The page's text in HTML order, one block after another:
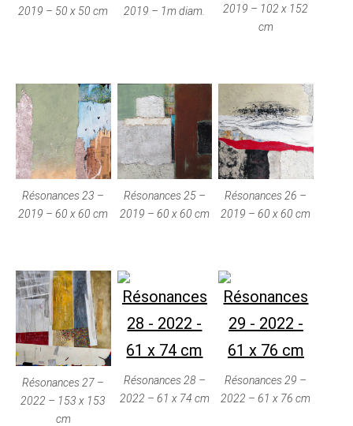
2019 – 50 x 50 cm
2019 – 1m diam.
2019 – 102 x 152
cm
Résonances 23 –
2019 – 60 x 60 cm
Résonances 25 –
2019 – 60 x 60 cm
Résonances 26 –
2019 – 60 x 60 cm
Résonances 27 –
2022 – 153 x 153
cm
Résonances 28 –
2022 – 61 x 74 cm
Résonances 29 –
2022 – 61 x 76 cm